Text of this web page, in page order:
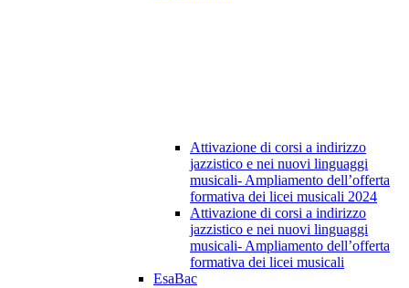
Attivazione di corsi a indirizzo
jazzistico e nei nuovi linguaggi
musicali- Ampliamento dell’offerta
formativa dei licei musicali 2024
Attivazione di corsi a indirizzo
jazzistico e nei nuovi linguaggi
musicali- Ampliamento dell’offerta
formativa dei licei musicali
EsaBac